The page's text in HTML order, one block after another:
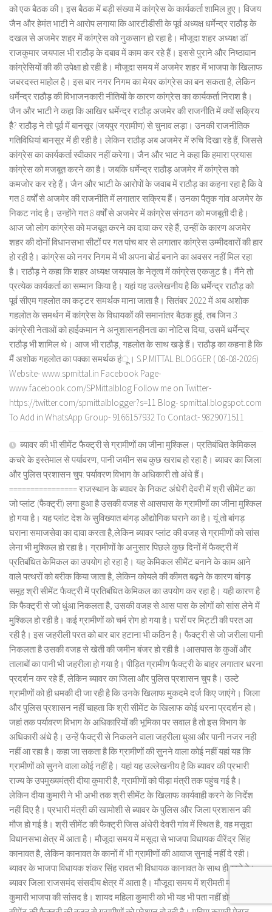
को एक बैठक की। इस बैठक में बड़ी संख्या में कांग्रेस के कार्यकर्ता शामिल हुए। विजय
जैन और हेमंत भाटी ने आरोप लगाया कि आरटीडीसी के पूर्व अध्यक्ष धर्मेन्द्र राठौड़ के
दखल से अजमेर शहर में कांग्रेस को नुकसान हो रहा है। मौजूदा शहर अध्यक्ष डॉ.
राजकुमार जयपाल भी राठौड़ के दबाव में काम कर रहे हैं। इससे पुराने और निष्ठावान
कांग्रेसियों की की उपेक्षा हो रही है। मौजूदा समय में अजमेर शहर में भाजपा के खिलाफ
जबरदस्त माहोल है। इस बार नगर निगम का मेयर कांग्रेस का बन सकता है, लेकिन
धर्मेन्द्र राठौड़ की विभाजनकारी नीतियों के कारण कांग्रेस का कार्यकर्ता निराश है।
जैन और भाटी ने कहा कि आखिर धर्मेन्द्र राठौड़ अजमेर की राजनीति में क्यों सक्रिय
हैै? राठौड़ ने तो पूर्व में बानसूर (जयपुर ग्रामीण) से चुनाव लड़ा। उनकी राजनीतिक
गतिविधियां बानसूर में ही रही है। लेकिन राठौड़ अब अजमेर में रुचि दिखा रहे हैं, जिससे
कांग्रेस का कार्यकर्ता स्वीकार नहीं करेगा। जैन और भाट ने कहा कि हमारा प्रयास
कांग्रेस को मजबूत करने का है। जबकि धर्मेन्द्र राठौड़ अजमेर में कांग्रेस को
कमजोर कर रहे हैं। जैन और भाटी के आरोपों के जवाब में राठौड़ का कहना रहा है कि वे
गत 8 वर्षों से अजमेर की राजनीति में लगातार सक्रिय हैं। उनका पैतृक गांव अजमेर के
निकट नांद है। उन्होंने गत 8 वर्षों से अजमेर में कांग्रेस संगठन को मजबूती दी है।
आज जो लोग कांग्रेस को मजबूत करने का दावा कर रहे हैं, उन्हीं के कारण अजमेर
शहर की दोनों विधानसभा सीटों पर गत पांच बार से लगातार कांग्रेस उम्मीदवारों की हार
हो रही है। कांग्रेस को नगर निगम में भी अपना बोर्ड बनाने का अवसर नहीं मिल रहा
है। राठौड़ ने कहा कि शहर अध्यक्ष जयपाल के नेतृत्व में कांग्रेस एकजुट है। मैंने तो
प्रत्येक कार्यकर्ता का सम्मान किया है। यहां यह उल्लेखनीय है कि धर्मेन्द्र राठौड़ को
पूर्व सीएम गहलोत का कट्टर समर्थक माना जाता है। सितंबर 2022 में अब अशोक
गहलोत के समर्थन में कांग्रेस के विधायकों की समानांतर बैठक हुई, तब जिन 3
कांग्रेसी नेताओं को हाईकमान ने अनुशासनहीनता का नोटिस दिया, उसमें धर्मेन्द्र
राठौड़ भी शामिल थे। आज भी राठौड़, गहलोत के साथ खड़े हैं। राठौड़ का कहना है कि
मैं अशोक गहलोत का पक्का समर्थक हंू। S.P.MITTAL BLOGGER ( 08-08-2026)
Website- www.spmittal.in Facebook Page-
www.facebook.com/SPMittalblog Follow me on Twitter-
https://twitter.com/spmittalblogger?s=11 Blog- spmittal.blogspot.com
To Add in WhatsApp Group- 9166157932 To Contact- 9829071511
ब्यावर की भी सीमेंट फैक्ट्री से ग्रामीणों का जीना मुश्किल। प्रतिबंधित केमिकल
कचरे के इस्तेमाल से पर्यावरण, पानी जमीन सब कुछ खराब हो रहा है। ब्यावर का जिला
और पुलिस प्रशासन चुप: पर्यावरण विभाग के अधिकारी तो अंधे हैं।
================ राजस्थान के ब्यावर के निकट अंधेरी देवरी में श्री सीमेंट का
जो प्लांट (फैक्ट्री) लगा हुआ है उसकी वजह से आसपास के ग्रामीणों का जीना मुश्किल
हो गया है। यह प्लांट देश के सुविख्यात बांगड़ औद्योगिक घराने का है। यूं तो बांगड़
घराना समाजसेवा का दावा करता है,लेकिन ब्यावर प्लांट की वजह से ग्रामीणों को सांस
लेना भी मुश्किल हो रहा है। ग्रामीणों के अनुसार पिछले कुछ दिनों में फैक्ट्री में
प्रतिबंधित केमिकल का उपयोग हो रहा है। यह केमिकल सीमेंट बनाने के काम आने
वाले पत्थरों को बरीक किया जाता है, लेकिन कोयले की कीमत बढ़ने के कारण बांगड़
समूह श्री सीमेंट फैक्ट्री में प्रतिबंधित केमिकल का उपयोग कर रहा है। यही कारण है
कि फैक्ट्री से जो धुंआ निकलता है, उसकी वजह से आस पास के लोगों को सांस लेने में
मुश्किल हो रही है। कई ग्रामीणों को चर्म रोग हो गया है। घरों पर मिट्टी की परत आ
रही है। इस जहरीली परत को बार बार हटाना भी कठिन है। फैक्ट्री से जो जरीला पानी
निकलता है उसकी वजह से खेती की जमीन बंजर हो रही है ।आसपास के कुओं और
तालाबों का पानी भी जहरीला हो गया है। पीड़ित ग्रामीण फैक्ट्री के बाहर लगातार धरना
प्रदर्शन कर रहे हैं, लेकिन ब्यावर का जिला और पुलिस प्रशासन चुप है। उल्टे
ग्रामीणों को ही धमकी दी जा रही है कि उनके खिलाफ मुकदमे दर्ज किए जाएंगे। जिला
और पुलिस प्रशासन नहीं चाहता कि श्री सीमेंट के खिलाफ कोई धरना प्रदर्शन हो।
जहां तक पर्यावरण विभाग के अधिकारियों की भूमिका पर सवाल है तो इस विभाग के
अधिकारी अंधे है। उन्हें फैक्ट्री से निकलने वाला जहरीला धुआ और पानी नजर नही
नहीं आ रहा है। कहा जा सकता है कि ग्रामीणों की सुनने वाला कोई नहीं यहां यह कि
ग्रामीणों को सुनने वाला कोई नहीं है। यहां यह उल्लेखनीय है कि ब्यावर की प्रभारी
राज्य के उपमुख्यमंत्री दीया कुमारी है, ग्रामीणों को पीड़ा मंत्री तक पहुंच गई है।
लेकिन दीया कुमारी ने भी अभी तक श्री सीमेंट के खिलाफ कार्यवाही करने के निर्देश
नहीं दिए है। प्रभारी मंत्री की खामोशी से ब्यावर के पुलिस और जिला प्रशासन की
मौज हो गई है। श्री सीमेंट की फैक्ट्री जिस अंधेरी देवरी गांव में स्थित है, वह मसूदा
विधानसभा क्षेत्र में आता है। मौजूदा समय में मसूदा से भाजपा विधायक वीरेंद्र सिंह
कानावत है, लेकिन कानावत के कानों में भी ग्रामीणों की आवाज सुनाई नहीं दे रही।
ब्यावर के भाजपा विधायक शंकर सिंह रावत भी विधायक कानावत के साथ ही खड़े हे।
ब्यावर जिला राजसमंद संसदीय क्षेत्र में आता है। मौजूदा समय में श्रीमती महिमा
कुमारी भाजपा की सांसद है। शायद महिला कुमारी को भी यह भी पता नहीं होगा कि श्री